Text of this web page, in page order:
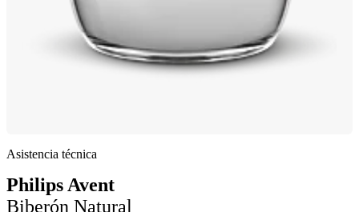
Asistencia técnica
Philips Avent
Biberón Natural